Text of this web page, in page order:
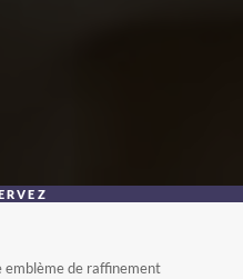
de raffinement